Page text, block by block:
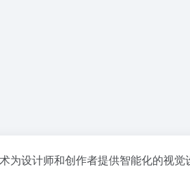
为设计师和创作者提供智能化的视